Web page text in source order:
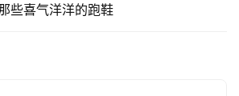
些喜气洋洋的跑鞋